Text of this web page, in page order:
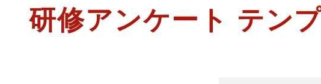
研修アンケート テン